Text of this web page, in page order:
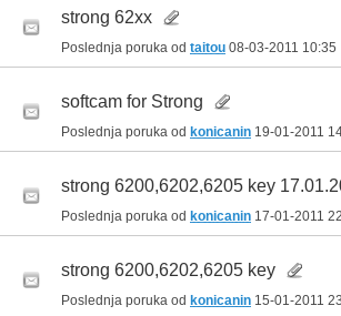
strong 62xx
Poslednja poruka od taitou 08-03-2011 10:35
softcam for Strong
Poslednja poruka od konicanin 19-01-2011
strong 6200,6202,6205 key
Poslednja poruka od konicanin 17-01-2011
strong 6200,6202,6205 key
Poslednja poruka od konicanin 15-01-2011